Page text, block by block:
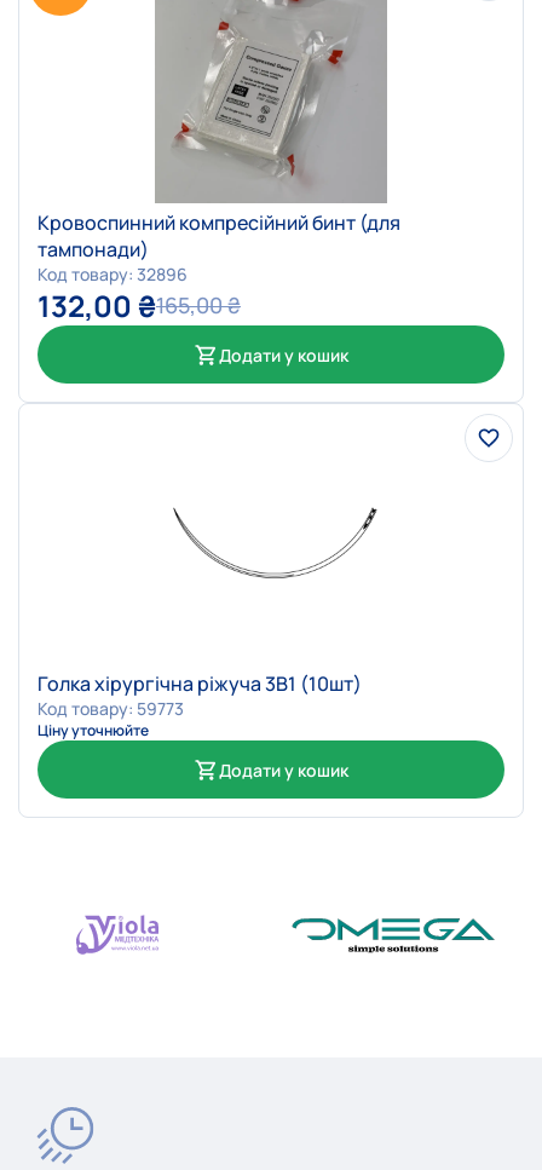
Кровоспинний компресійний бинт (для
тампонади)
Код товару: 32896
165,00₴
132,00 ₴
Додати у кошик
Голка хірургічна ріжуча 3В1 (10шт)
Код товару: 59773
Ціну уточнюйте
Додати у кошик